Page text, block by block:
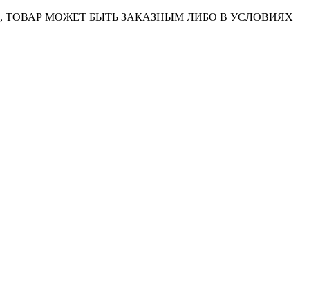
, ТОВАР МОЖЕТ БЫТЬ ЗАКАЗНЫМ ЛИБО В УСЛОВИЯХ